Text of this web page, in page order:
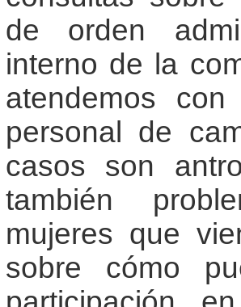
de orden
interno de la
atendemos
personal de
casos son
también
mujeres que
sobre cómo